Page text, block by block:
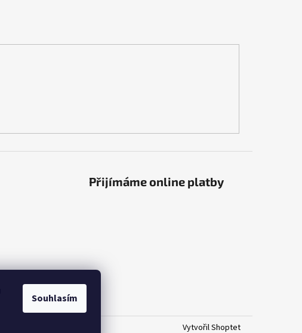
Souhlasím
Přijímáme online platby
Vytvořil Shoptet